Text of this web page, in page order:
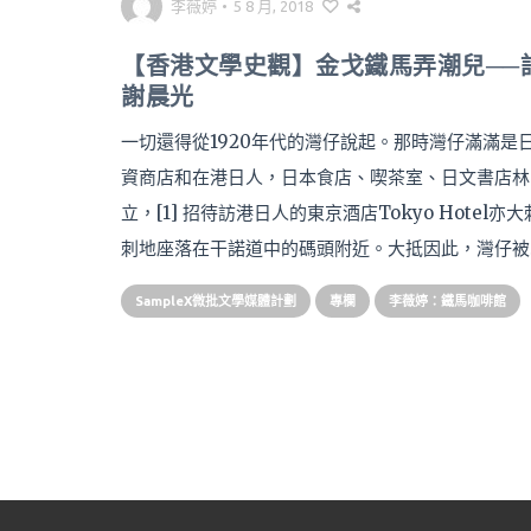
李薇婷 • 5 8 月, 2018
【香港文學史觀】金戈鐵馬弄潮兒──
謝晨光
一切還得從1920年代的灣仔說起。那時灣仔滿滿是
資商店和在港日人，日本食店、喫茶室、日文書店林
立，[1] 招待訪港日人的東京酒店Tokyo Hotel亦大
刺地座落在干諾道中的碼頭附近。大抵因此，灣仔
SampleX微批文學媒體計劃 專欄 李薇婷：鐵馬咖啡館